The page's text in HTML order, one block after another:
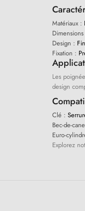
Matériaux :
Design :
Fixation :
Les
design
Clé :
Bec-de-
Euro-
Explorez